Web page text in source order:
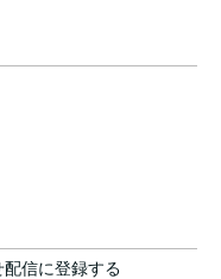
信に登録する